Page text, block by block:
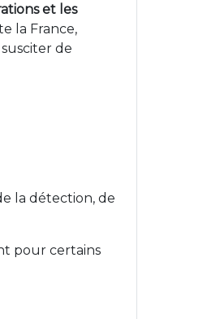
et les
la France,
de
la détection, de
pour certains